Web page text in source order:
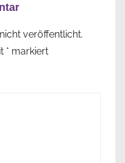
veröffentlicht.
* markiert